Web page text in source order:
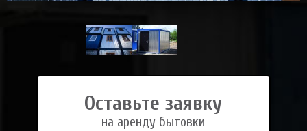
Оставьте заявку
на аренду бытовки